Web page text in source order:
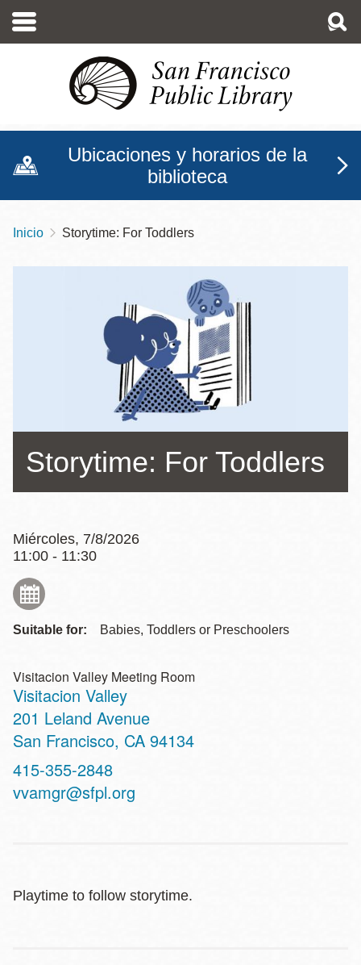
contenido
Ubicaciones y horarios de la
biblioteca
Sobrescribir
enlaces
navegación
Inicio Storytime: For Toddlers
Storytime: For Toddlers
Miércoles, 7/8/2026
11:00 - 11:30
Suitable for: Babies, Toddlers or Preschoolers
Visitacion Valley Meeting Room
Visitacion Valley
Address
201 Leland Avenue
San Francisco, CA 94134
Contact
Telephone
415-355-2848
vvamgr@sfpl.org
Playtime to follow storytime.